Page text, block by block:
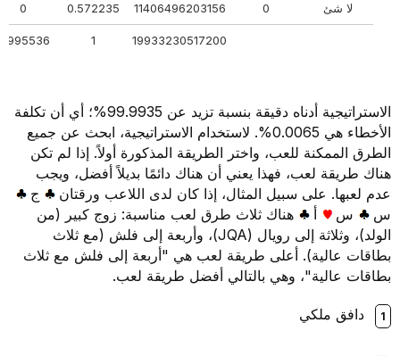
لا شئ 11406496203156
0.572235
19933230517200
0.995536
الاستراتيجية أدناه دقيقة بنسبة تزيد عن 99.9935%؛ أي أن تكلفة
الأخطاء هي 0.0065%. لاستخدام الاستراتيجية، ابحث عن جميع
الطرق الممكنة للعب، واختر الطريقة المذكورة أولاً. إذا لم تكن
هناك طريقة لعب، فهذا يعني أن هناك دائمًا بديلاً أفضل، ويجب
عدم لعبها. على سبيل المثال، إذا كان لدى اللاعب ورقتان
ج
س
س أ
هناك ثلاث طرق لعب مناسبة: زوج كبير (من
الولد)، وثلاثة إلى رويال (JQA)، وأربعة إلى فلش (مع ثلاث
بطاقات عالية). أعلى طريقة لعب هي "أربعة إلى فلش مع ثلاث
بطاقات عالية"، وهي بالتالي أفضل طريقة لعب.
دافق ملكي